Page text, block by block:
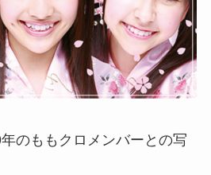
のももクロメンバーとの写